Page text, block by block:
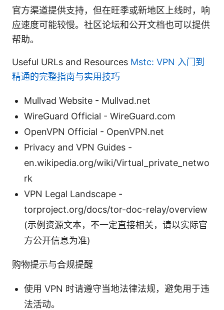
官方渠道提供支持，但在旺季或新地区上线时，响
应速度可能较慢。社区论坛和公开文档也可以提供
帮助。
Useful URLs and Resources Mstc: VPN 入门到
精通的完整指南与实用技巧
Mullvad Website - Mullvad.net
WireGuard Official - WireGuard.com
OpenVPN Official - OpenVPN.net
Privacy and VPN Guides -
en.wikipedia.org/wiki/Virtual_private_netwo
rk
VPN Legal Landscape -
torproject.org/docs/tor-doc-relay/overview
(示例资源文本，不一定直接相关，请以实际官
方公开信息为准)
购物提示与合规提醒
使用 VPN 时请遵守当地法律法规，避免用于违
法活动。